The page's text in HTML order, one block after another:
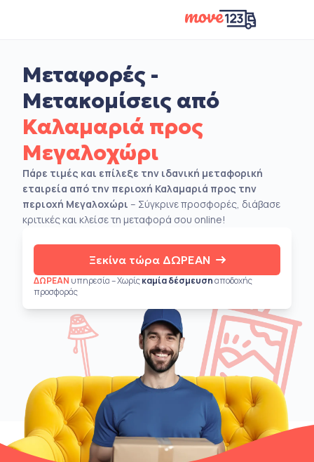
Μεταφορές -
Μετακομίσεις από
Καλαμαριά προς
Μεγαλοχώρι
Πάρε τιμές και επίλεξε την ιδανική μεταφορική
εταιρεία από την περιοχή Καλαμαριά προς την
περιοχή Μεγαλοχώρι – Σύγκρινε προσφορές, διάβασε
κριτικές και κλείσε τη μεταφορά σου online!
Ξεκίνα τώρα ΔΩΡΕΑΝ
ΔΩΡΕΑΝ υπηρεσία – Χωρίςκαμία δέσμευσηαποδοχής
προσφοράς